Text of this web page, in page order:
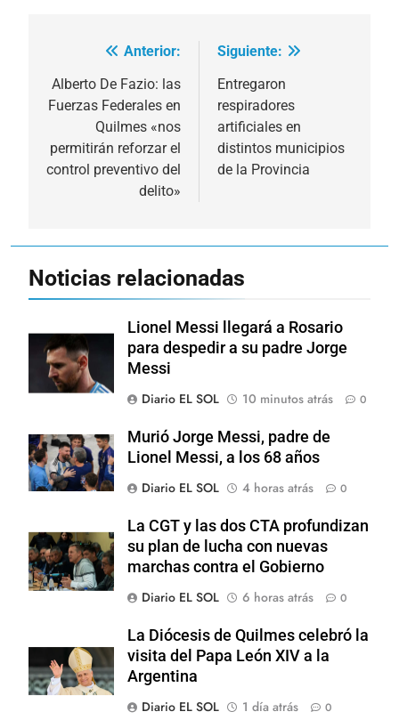
Navegación
de
entradas
Anterior:
Alberto De Fazio: las
Fuerzas Federales en
Quilmes «nos
permitirán reforzar el
control preventivo del
delito»
Siguiente:
Entregaron
respiradores
artificiales en
distintos municipios
de la Provincia
Noticias relacionadas
Lionel Messi llegará a Rosario
para despedir a su padre Jorge
Messi
Diario EL SOL
10 minutos atrás 0
Murió Jorge Messi, padre de
Lionel Messi, a los 68 años
Diario EL SOL
4 horas atrás 0
La CGT y las dos CTA profundizan
su plan de lucha con nuevas
marchas contra el Gobierno
Diario EL SOL
6 horas atrás 0
La Diócesis de Quilmes celebró la
visita del Papa León XIV a la
Argentina
Diario EL SOL
1 día atrás 0